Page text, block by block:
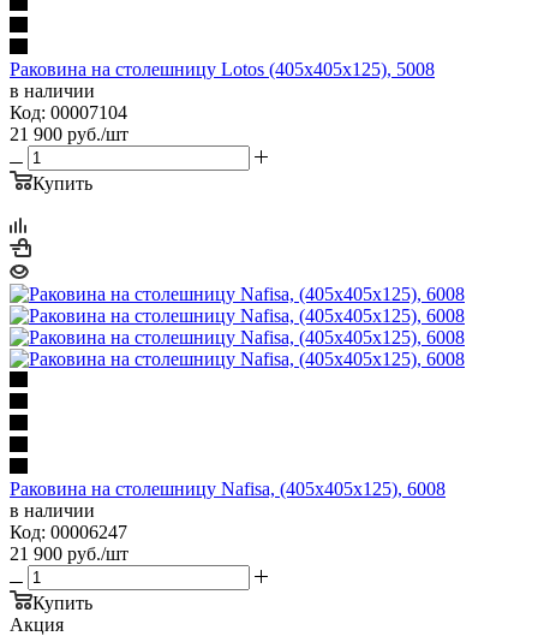
Раковина на столешницу Lotos (405x405x125), 5008
в наличии
Код: 00007104
21 900 руб./шт
Купить
Раковина на столешницу Nafisa, (405x405x125), 6008
в наличии
Код: 00006247
21 900 руб./шт
Купить
Акция